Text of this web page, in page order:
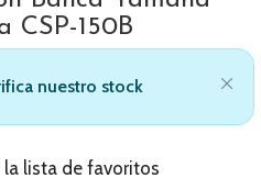
CSP-150B
nuestro stock
la lista de favoritos